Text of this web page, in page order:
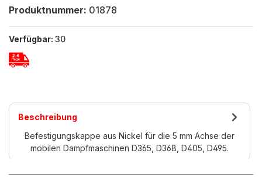
Produktnummer: 01878
Verfügbar: 30
Beschreibung
Befestigungskappe aus Nickel für die 5 mm Achse der
mobilen Dampfmaschinen D365, D368, D405, D495.